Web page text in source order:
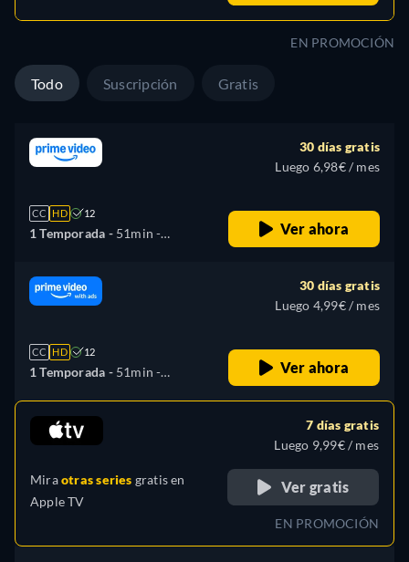
EN PROMOCIÓN
Todo Suscripción Gratis
CC HD 12
1 Temporada - 51min -
30 días gratis
Luego 6,98€ / mes
Ver ahora
CC HD 12
1 Temporada - 51min -
30 días gratis
Luego 4,99€ / mes
Ver ahora
Miraotras series gratis en
Apple TV
7 días gratis
Luego 9,99€ / mes
Ver gratis
EN PROMOCIÓN